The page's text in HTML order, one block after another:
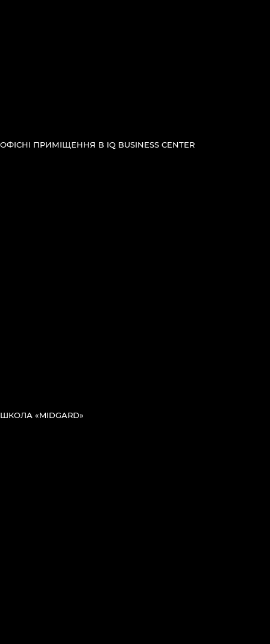
ОФІСНІ ПРИМІЩЕННЯ В IQ BUSINESS CENTER
ШКОЛА «MIDGARD»